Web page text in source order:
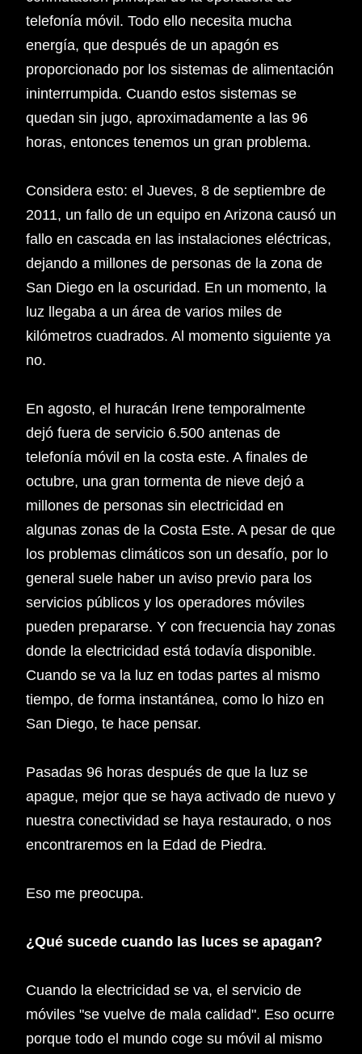
telefonía móvil. Todo ello necesita mucha
energía, que después de un apagón es
proporcionado por los sistemas de alimentación
ininterrumpida. Cuando estos sistemas se
quedan sin jugo, aproximadamente a las 96
horas, entonces tenemos un gran problema.
Considera esto: el Jueves, 8 de septiembre de
2011, un fallo de un equipo en Arizona causó un
fallo en cascada en las instalaciones eléctricas,
dejando a millones de personas de la zona de
San Diego en la oscuridad. En un momento, la
luz llegaba a un área de varios miles de
kilómetros cuadrados. Al momento siguiente ya
no.
En agosto, el huracán Irene temporalmente
dejó fuera de servicio 6.500 antenas de
telefonía móvil en la costa este. A finales de
octubre, una gran tormenta de nieve dejó a
millones de personas sin electricidad en
algunas zonas de la Costa Este. A pesar de que
los problemas climáticos son un desafío, por lo
general suele haber un aviso previo para los
servicios públicos y los operadores móviles
pueden prepararse. Y con frecuencia hay zonas
donde la electricidad está todavía disponible.
Cuando se va la luz en todas partes al mismo
tiempo, de forma instantánea, como lo hizo en
San Diego, te hace pensar.
Pasadas 96 horas después de que la luz se
apague, mejor que se haya activado de nuevo y
nuestra conectividad se haya restaurado, o nos
encontraremos en la Edad de Piedra.
Eso me preocupa.
¿Qué sucede cuando las luces se apagan?
Cuando la electricidad se va, el servicio de
móviles "se vuelve de mala calidad". Eso ocurre
porque todo el mundo coge su móvil al mismo